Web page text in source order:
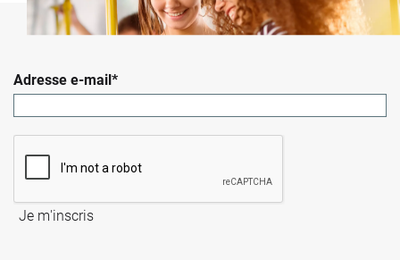
Adresse e-mail*
Je m'inscris